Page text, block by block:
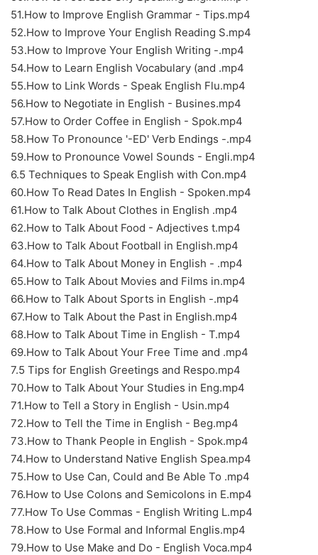
51.How to Improve English Grammar - Tips.mp4
52.How to Improve Your English Reading S.mp4
53.How to Improve Your English Writing -.mp4
54.How to Learn English Vocabulary (and .mp4
55.How to Link Words - Speak English Flu.mp4
56.How to Negotiate in English - Busines.mp4
57.How to Order Coffee in English - Spok.mp4
58.How To Pronounce '-ED' Verb Endings -.mp4
59.How to Pronounce Vowel Sounds - Engli.mp4
6.5 Techniques to Speak English with Con.mp4
60.How To Read Dates In English - Spoken.mp4
61.How to Talk About Clothes in English .mp4
62.How to Talk About Food - Adjectives t.mp4
63.How to Talk About Football in English.mp4
64.How to Talk About Money in English - .mp4
65.How to Talk About Movies and Films in.mp4
66.How to Talk About Sports in English -.mp4
67.How to Talk About the Past in English.mp4
68.How to Talk About Time in English - T.mp4
69.How to Talk About Your Free Time and .mp4
7.5 Tips for English Greetings and Respo.mp4
70.How to Talk About Your Studies in Eng.mp4
71.How to Tell a Story in English - Usin.mp4
72.How to Tell the Time in English - Beg.mp4
73.How to Thank People in English - Spok.mp4
74.How to Understand Native English Spea.mp4
75.How to Use Can, Could and Be Able To .mp4
76.How to Use Colons and Semicolons in E.mp4
77.How To Use Commas - English Writing L.mp4
78.How to Use Formal and Informal Englis.mp4
79.How to Use Make and Do - English Voca.mp4